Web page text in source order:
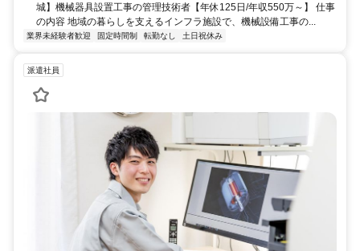
城】機械器具設置工事の管理技術者【年休125日/年収550万～】 仕事
の内容 地域の暮らしを支えるインフラ施設で、機械設備工事の...
業界未経験者歓迎 固定時間制 転勤なし 土日祝休み
派遣社員